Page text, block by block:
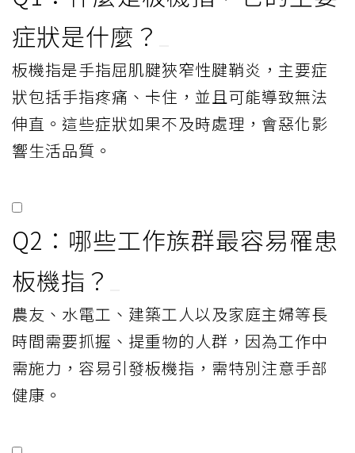
症狀是什麼？
板機指是手指屈肌腱狹窄性腱鞘炎，主要症
狀包括手指疼痛、卡住，並且可能導致無法
伸直。這些症狀如果不及時處理，會惡化影
響生活品質。
Q2：哪些工作族群最容易罹患
板機指？
農友、水電工、建築工人以及家庭主婦等長
時間需要抓握、提重物的人群，因為工作中
需施力，容易引發板機指，需特別注意手部
健康。